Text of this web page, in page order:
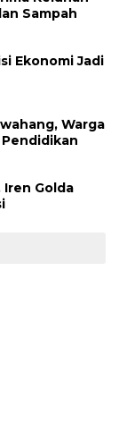
Sampah
Ekonomi Jadi
Warga
Iren Golda